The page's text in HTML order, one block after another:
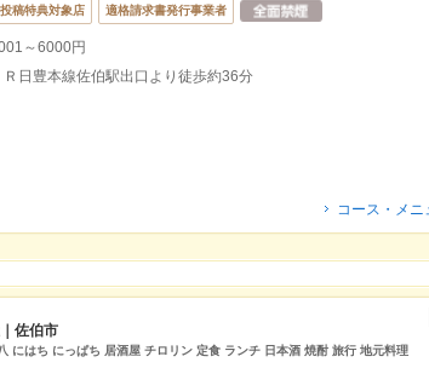
稿特典対象店 適格請求書発行事業者
～6000円
Ｒ日豊本線佐伯駅出口より徒歩約36分
コース・メニ
佐伯市
にはち にっぱち 居酒屋 チロリン 定食 ランチ 日本酒 焼酎 旅行 地元料理